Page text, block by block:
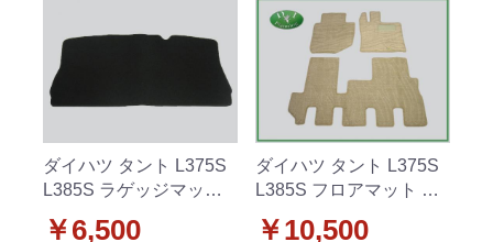
ダイハツ タント L375S
L385S ラゲッジマット
新品
￥6,500
ダイハツ タント L375S
L385S フロアマット カ
品
￥10,500